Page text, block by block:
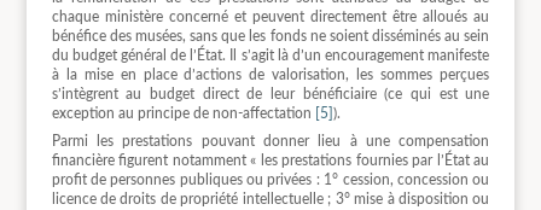
chaque ministère concerné et peuvent directement être alloués au
bénéfice des musées, sans que les fonds ne soient disséminés au sein
du budget général de l’État. Il s’agit là d’un encouragement manifeste
à la mise en place d’actions de valorisation, les sommes perçues
s’intègrent au budget direct de leur bénéficiaire (ce qui est une
exception au principe de non-affectation
[5] ).
Parmi les prestations pouvant donner lieu à une compensation
financière figurent notamment « les prestations fournies par l’État au
profit de personnes publiques ou privées : 1° cession, concession ou
licence de droits de propriété intellectuelle ; 3° mise à disposition ou